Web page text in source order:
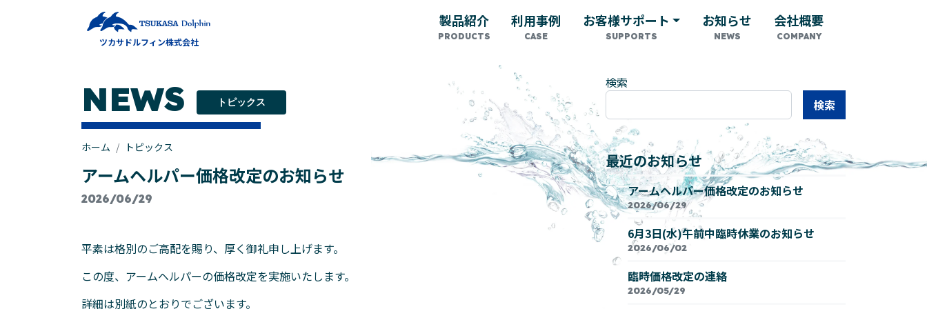
メインナビゲーション
ツカサドルフィン株式会社
製品紹介 利用事例 お客様サポート お知らせ 会社概要
NEWS トピックス
ホーム トピックス
アームヘルパー価格改定のお知らせ
2026/06/29
平素は格別のご高配を賜り、厚く御礼申し上げます。
この度、アームヘルパーの価格改定を実施いたします。
詳細は別紙のとおりでございます。
検索
検索
最近のお知らせ
アームヘルパー価格改定のお知らせ
2026/06/29
6月3日(水)午前中臨時休業のお知らせ
2026/06/02
臨時価格改定の連絡
2026/05/29